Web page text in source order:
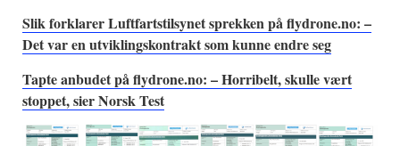
Slik forklarer Luftfartstilsynet sprekken på flydrone.no: –
Det var en utviklingskontrakt som kunne endre seg
Tapte anbudet på flydrone.no: – Horribelt, skulle vært
stoppet, sier Norsk Test